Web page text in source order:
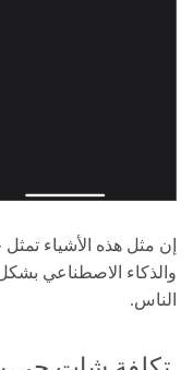
إن مثل هذه الأشياء
والذكاء الاصطناعي
الناس.